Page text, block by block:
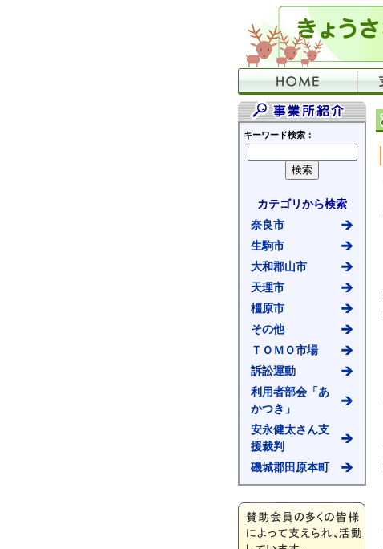
キーワード検索：
カテゴリから検索
奈良市
生駒市
大和郡山市
天理市
橿原市
その他
ＴＯＭＯ市場
訴訟運動
利用者部会「あ
かつき」
安永健太さん支
援裁判
磯城郡田原本町